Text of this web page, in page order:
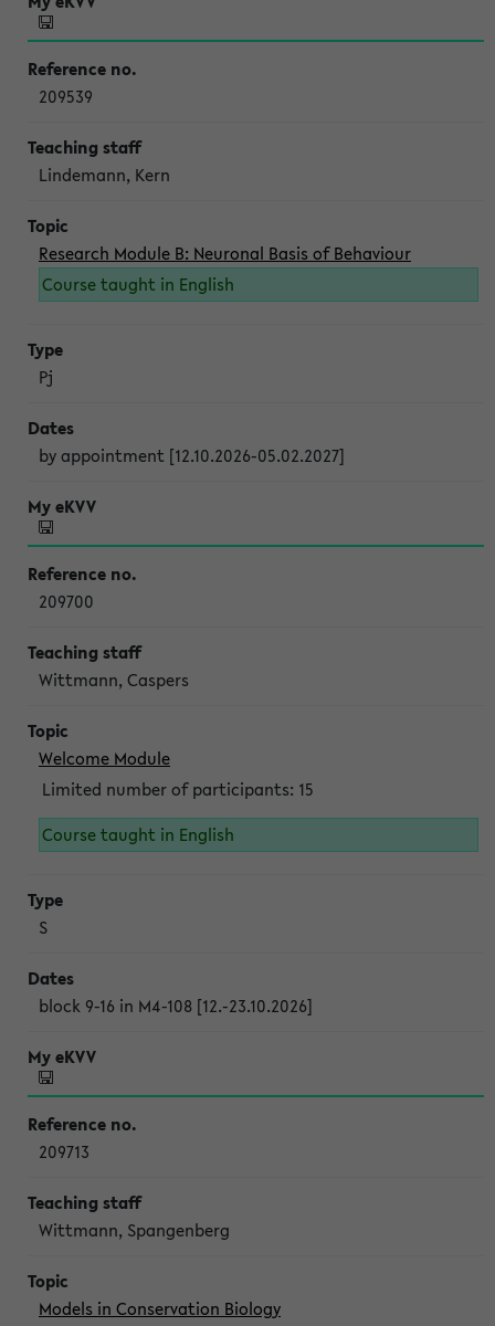
209539
Lindemann, Kern
Research Module B: Neuronal Basis of Behaviour
Course taught in English
Pj
by appointment [12.10.2026-05.02.2027]
209700
Wittmann, Caspers
Welcome Module
Limited number of participants: 15
Course taught in English
S
block 9-16 in M4-108 [12.-23.10.2026]
209713
Wittmann, Spangenberg
Models in Conservation Biology